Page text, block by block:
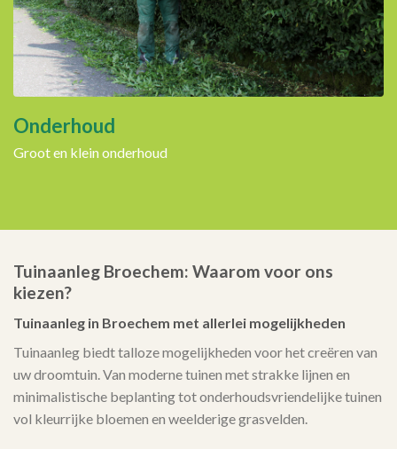
Onderhoud
Groot en klein onderhoud
Tuinaanleg Broechem: Waarom voor ons
kiezen?
Tuinaanleg in Broechem met allerlei mogelijkheden
Tuinaanleg biedt talloze mogelijkheden voor het creëren van
uw droomtuin. Van moderne tuinen met strakke lijnen en
minimalistische beplanting tot onderhoudsvriendelijke tuinen
vol kleurrijke bloemen en weelderige grasvelden.